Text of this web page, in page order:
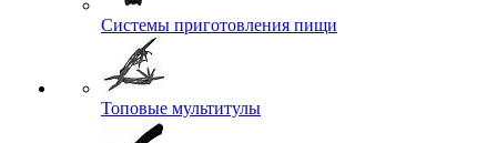
Системы приготовления пищи
Топовые мультитулы